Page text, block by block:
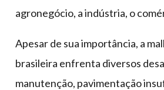
agronegócio, a indústria, o
Apesar de sua importância, a
brasileira enfrenta diversos
manutenção, pavimentação